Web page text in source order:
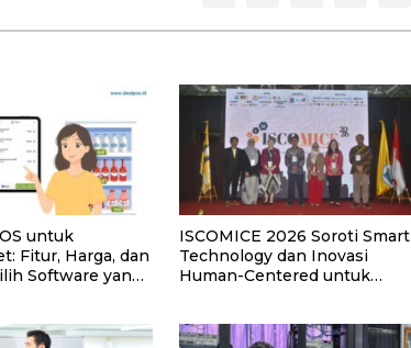
untuk
Fitur, Harga, dan
Software yang
ISCOMICE 2026 Soroti Smart
Technology dan Inovasi
Human-Centered untuk